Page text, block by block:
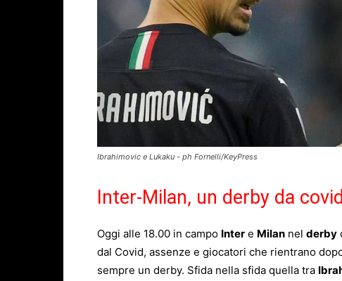
Ibrahimovic e Lukaku - ph Fornelli/KeyPress
Inter-Milan, un derby da
Oggi alle 18.00 in campo Inter e Milan nel derby
dal Covid, assenze e giocatori che rientrano
sempre un derby. Sfida nella sfida quella tra